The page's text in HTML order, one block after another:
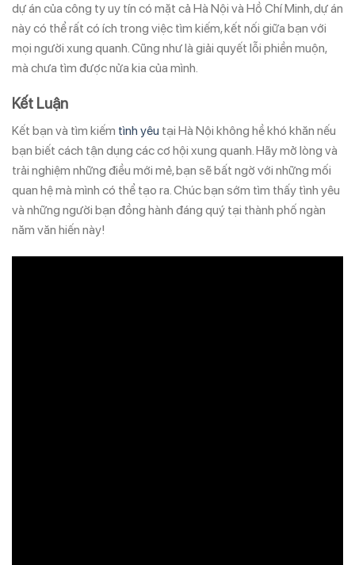
dự án của công ty uy tín có mặt cả Hà Nội và Hồ Chí Minh, dự án
này có thể rất có ích trong việc tìm kiếm, kết nối giữa bạn với
mọi người xung quanh. Cũng như là giải quyết lỗi phiền muộn,
mà chưa tìm được nửa kia của mình.
Kết Luận​
Kết bạn và tìm kiếm tình yêu tại Hà Nội không hề khó khăn nếu
bạn biết cách tận dụng các cơ hội xung quanh. Hãy mở lòng và
trải nghiệm những điều mới mẻ, bạn sẽ bất ngờ với những mối
quan hệ mà mình có thể tạo ra. Chúc bạn sớm tìm thấy tình yêu
và những người bạn đồng hành đáng quý tại thành phố ngàn
năm văn hiến này!